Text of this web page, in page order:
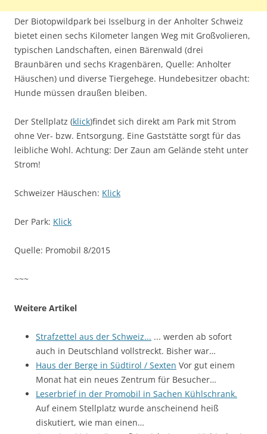
Der Biotopwildpark bei Isselburg in der Anholter Schweiz
bietet einen sechs Kilometer langen Weg mit Großvolieren,
typischen Landschaften, einen Bärenwald (drei
Braunbären und sechs Kragenbären, Quelle: Anholter
Häuschen) und diverse Tiergehege. Hundebesitzer obacht:
Hunde müssen draußen bleiben.
Der Stellplatz (klick)findet sich direkt am Park mit Strom
ohne Ver- bzw. Entsorgung. Eine Gaststätte sorgt für das
leibliche Wohl. Achtung: Der Zaun am Gelände steht unter
Strom!
Schweizer Häuschen: Klick
Der Park: Klick
Quelle: Promobil 8/2015
~~~
Weitere Artikel
Strafzettel aus der Schweiz... ... werden ab sofort
auch in Deutschland vollstreckt. Bisher war…
Haus der Berge in Südtirol / Sexten Vor gut einem
Monat hat ein neues Zentrum für Besucher…
Leserbrief in der Promobil in Sachen Kühlschrank.
Auf einem Stellplatz wurde anscheinend heiß
diskutiert, wie man einen…